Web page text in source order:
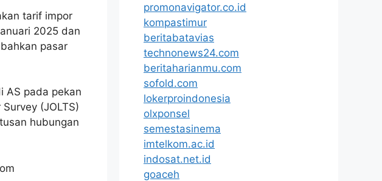
tarif impor
2025 dan
pasar
AS pada pekan
(JOLTS)
hubungan
promonavigator.co.id
kompastimur
beritabatavias
technonews24.com
beritaharianmu.com
sofold.com
lokerproindonesia
olxponsel
semestasinema
imtelkom.ac.id
indosat.net.id
goaceh